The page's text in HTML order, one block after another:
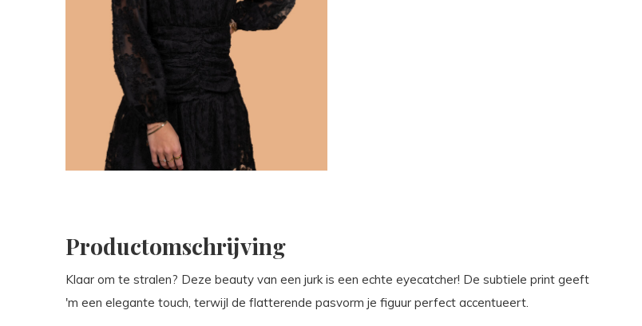
Productomschrijving
Klaar om te stralen? Deze beauty van een jurk is een echte eyecatcher! De subtiele print geeft
'm een elegante touch, terwijl de flatterende pasvorm je figuur perfect accentueert.